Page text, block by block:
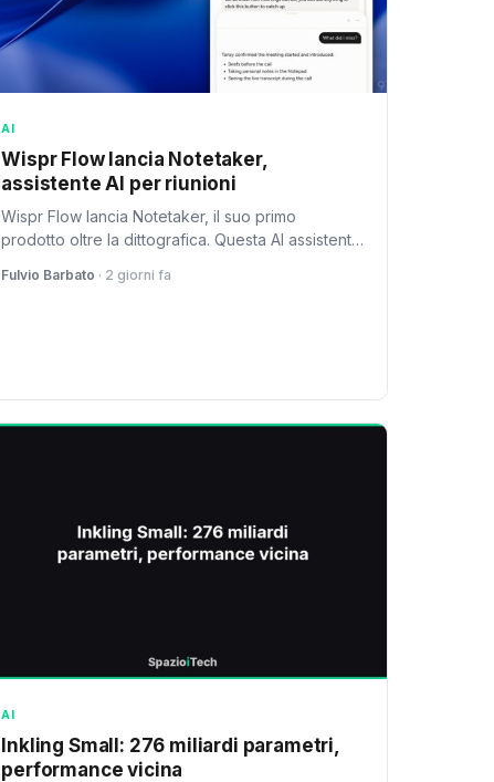
AI
Wispr Flow lancia Notetaker,
assistente AI per riunioni
Wispr Flow lancia Notetaker, il suo primo
prodotto oltre la dittografica. Questa AI assistente
aggiunto.
Fulvio Barbato · 2 giorni fa
AI
Inkling Small: 276 miliardi parametri,
performance vicina